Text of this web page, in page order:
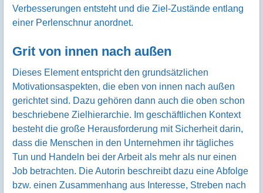
Verbesserungen entsteht und die Ziel-Zustände entlang
einer Perlenschnur anordnet.
Grit von innen nach außen
Dieses Element entspricht den grundsätzlichen
Motivationsaspekten, die eben von innen nach außen
gerichtet sind. Dazu gehören dann auch die oben schon
beschriebene Zielhierarchie. Im geschäftlichen Kontext
besteht die große Herausforderung mit Sicherheit darin,
dass die Menschen in den Unternehmen ihr tägliches
Tun und Handeln bei der Arbeit als mehr als nur einen
Job betrachten. Die Autorin beschreibt dazu eine Abfolge
bzw. einen Zusammenhang aus Interesse, Streben nach